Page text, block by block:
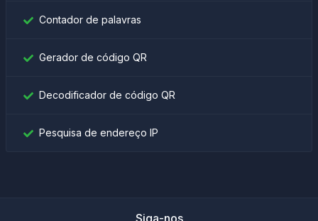
Contador de palavras
Gerador de código QR
Decodificador de código QR
Pesquisa de endereço IP
Siga-nos